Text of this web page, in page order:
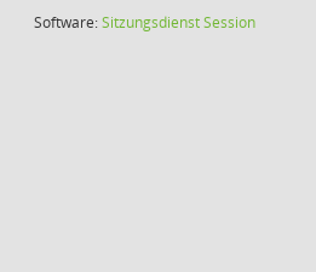
Software:SitzungsdienstSession(Wird in